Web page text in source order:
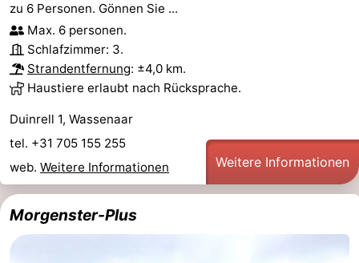
zu 6 Personen. Gönnen Sie ...
Max. 6 personen.
Schlafzimmer: 3.
Strandentfernung: ±4,0 km.
Haustiere erlaubt nach Rücksprache.
Duinrell 1, Wassenaar
tel. +31 705 155 255
web. Weitere Informationen Weitere Informationen
Morgenster-Plus